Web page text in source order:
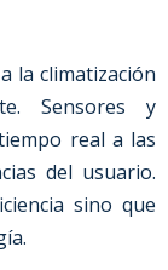
la climatización
Sensores y
real a las
del usuario.
sino que